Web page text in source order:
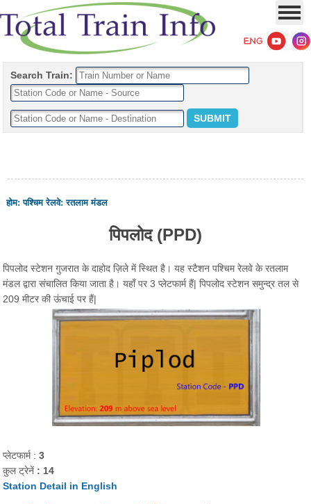
Search Train:
होम:पश्चिम रेलवे:रतलाम मंडल
पिपलोद (PPD)
पिपलोद स्टेशन गुजरात के दाहोद ज़िले में स्थित है। यह स्टैशन पश्चिम रेलवे के रतलाम
मंडल द्वारा संचालित किया जाता है। यहाँ पर 3 प्लेटफार्म हैं| पिपलोद स्टेशन समुन्द्र तल से
209 मीटर की ऊंचाई पर हैं|
प्लेटफार्म :3
कुल ट्रेनें : 14
Station Detail in English